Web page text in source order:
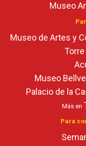
Museo
Museo de Artes y
Torre
Museo
Palacio de la
Más en
Para